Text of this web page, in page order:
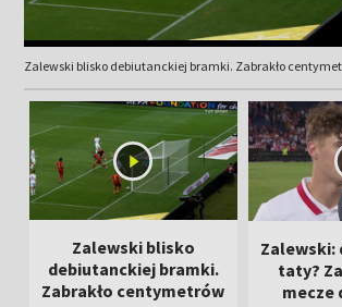
Zalewski blisko debiutanckiej bramki. Zabrakło
Zalewski blisko
debiutanckiej bramki.
Zabrakło centymetrów
Zalewski:
taty?
mecze